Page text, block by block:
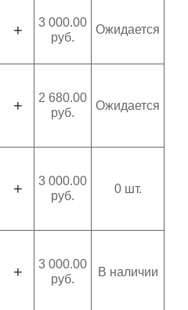
+
3 000.00
руб.
Ожидается
+
2 680.00
руб.
Ожидается
+
3 000.00
руб.
0 шт.
+
3 000.00
руб.
В наличии